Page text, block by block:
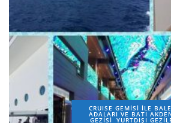
CRUISE GEMİSİ İLE
ADALARI VE BATI
GEZİSİ YURTDIŞI